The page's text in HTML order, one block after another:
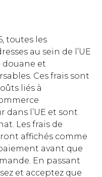
toutes les
au sein de l’UE
douane et
Ces frais sont
liés à
dans l’UE et sont
Les frais de
affichés comme
avant que
En passant
et acceptez que